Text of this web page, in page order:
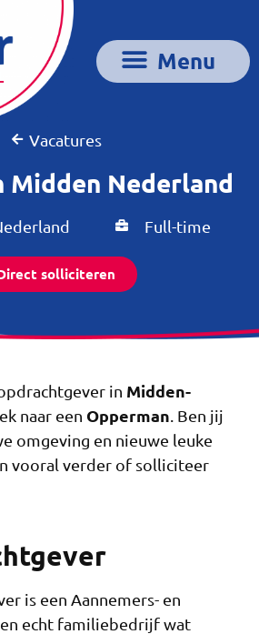
Vacatures
Midden Nederland
Full-time
solliciteren
in Midden-
naar een Opperman . Ben jij
omgeving en nieuwe leuke
vooral verder of solliciteer
is een Aannemers- en
echt familiebedrijf wat